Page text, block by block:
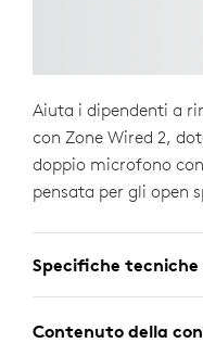
Aiuta i dipendenti a
con Zone Wired 2,
doppio microfono
pensata per gli open
Specifiche
Contenuto della